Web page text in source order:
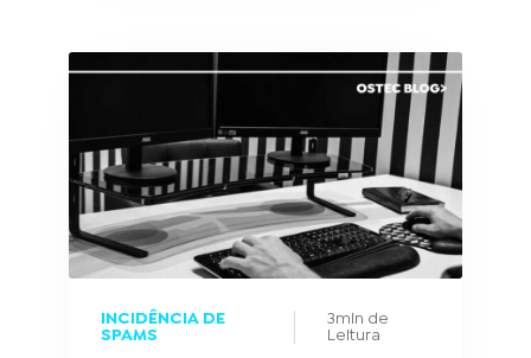
INCIDÊNCIA DE
SPAMS
3min de
Leitura